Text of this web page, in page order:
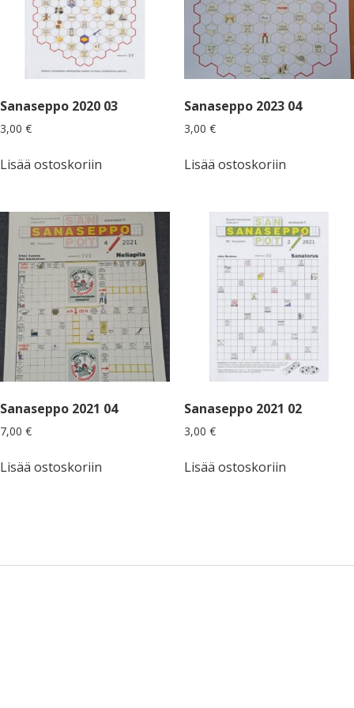
Sanaseppo 2020 03
3,00 €
Lisää ostoskoriin
Sanaseppo 2023 04
3,00 €
Lisää ostoskoriin
Sanaseppo 2021 04
7,00 €
Lisää ostoskoriin
Sanaseppo 2021 02
3,00 €
Lisää ostoskoriin